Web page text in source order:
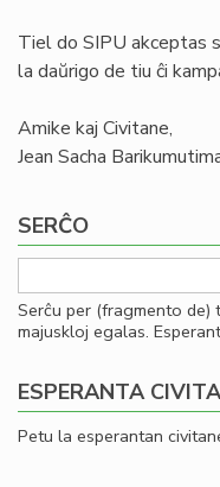
Tiel do SIPU akceptas
la daŭrigo de tiu ĉi
Amike kaj Civitane,
Jean Sacha
SERĈO
Serĉu per (fragmento de)
majuskloj egalas.
ESPERANTA
Petu la esperantan